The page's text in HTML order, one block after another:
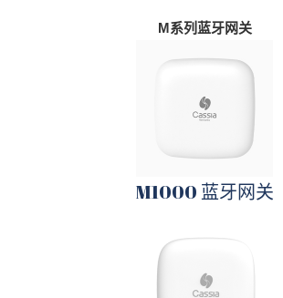
M系列蓝牙网关
M1000 蓝牙网关